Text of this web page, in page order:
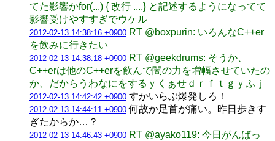
てた影響かfor(...) { 改行 ....} と記述するようになってて
影響受けやすすぎでウケル
2012-02-13 14:38:16 +0900 RT @boxpurin: いろんなC++er
を飲みに行きたい
2012-02-13 14:38:18 +0900 RT @geekdrums: そうか、
C++erは他のC++erを飲んで闇の力を増幅させていたの
か、だからうわなにをするｙくぁせｄｒｆｔｇｙふｊ
2012-02-13 14:42:42 +0900 すかいらぶ爆発しろ！
2012-02-13 14:44:11 +0900 何故か足首が痛い。昨日歩きす
ぎたからか…？
2012-02-13 14:46:43 +0900 RT @ayako119: 今日がんばっ